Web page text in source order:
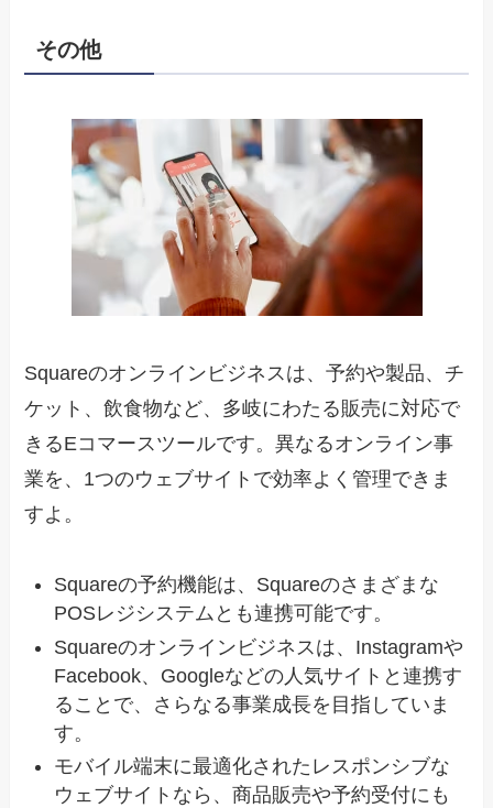
その他
Squareのオンラインビジネスは、予約や製品、チ
ケット、飲食物など、多岐にわたる販売に対応で
きるEコマースツールです。異なるオンライン事
業を、1つのウェブサイトで効率よく管理できま
すよ。
Squareの予約機能は、Squareのさまざまな
POSレジシステムとも連携可能です。
Squareのオンラインビジネスは、Instagramや
Facebook、Googleなどの人気サイトと連携す
ることで、さらなる事業成長を目指していま
す。
モバイル端末に最適化されたレスポンシブな
ウェブサイトなら、商品販売や予約受付にも